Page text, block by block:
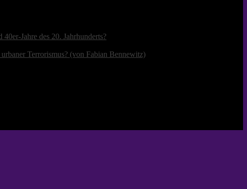
Jahre des 20. Jahrhunderts?
Terrorismus? (von Fabian Bennewitz)